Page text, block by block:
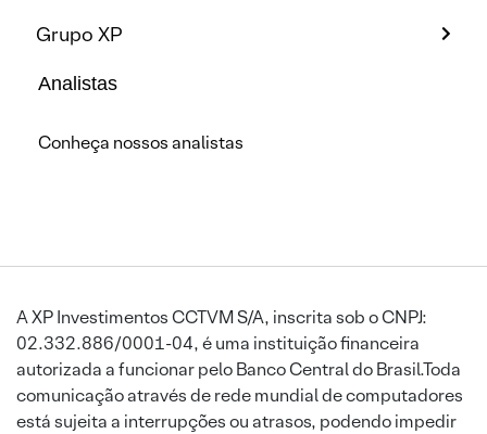
Grupo XP
Analistas
Conheça nossos analistas
A XP Investimentos CCTVM S/A, inscrita sob o CNPJ:
02.332.886/0001-04, é uma instituição financeira
autorizada a funcionar pelo Banco Central do Brasil.Toda
comunicação através de rede mundial de computadores
está sujeita a interrupções ou atrasos, podendo impedir